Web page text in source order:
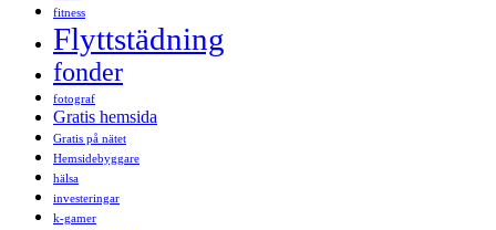
fitness
Flyttstädning
fonder
fotograf
Gratis hemsida
Gratis på nätet
Hemsidebyggare
hälsa
investeringar
k-gamer